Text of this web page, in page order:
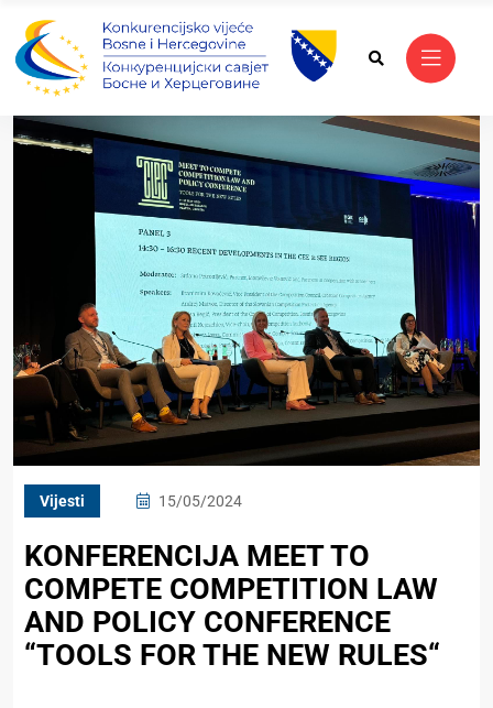
Vijesti 15/05/2024
KONFERENCIJA MEET TO
COMPETE COMPETITION LAW
AND POLICY CONFERENCE
“TOOLS FOR THE NEW RULES“